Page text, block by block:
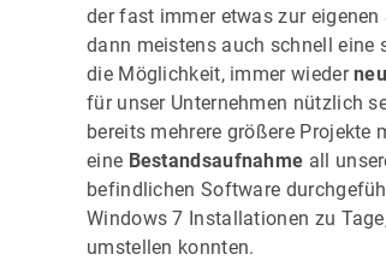
der fast immer etwas zur
dann meistens auch schnell eine
die Möglichkeit, immer wieder
für unser Unternehmen nützlich
bereits mehrere größere
eine Bestandsaufnahme all
befindlichen Software
Windows 7 Installationen zu
umstellen konnten.